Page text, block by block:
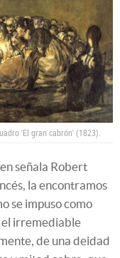
'El gran cabrón' (1823).
señala Robert
la encontramos
se impuso como
el irremediable
de una deidad